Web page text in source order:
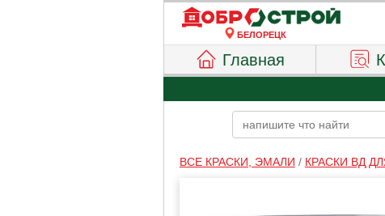
БЕЛОРЕЦК
Главная
ВСЕ КРАСКИ, ЭМАЛИ / КРАСКИ ВД